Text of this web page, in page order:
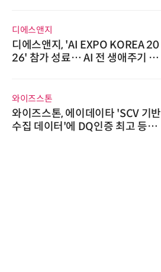
20
기 아
기반
등급
다
다래
026'
스
한국
태양
6'
가